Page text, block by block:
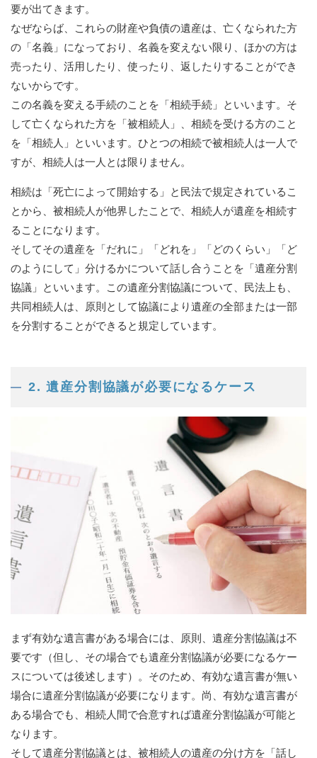
要が出てきます。
なぜならば、これらの財産や負債の遺産は、亡くなられた方
の「名義」になっており、名義を変えない限り、ほかの方は
売ったり、活用したり、使ったり、返したりすることができ
ないからです。
この名義を変える手続のことを「相続手続」といいます。そ
して亡くなられた方を「被相続人」、相続を受ける方のこと
を「相続人」といいます。ひとつの相続で被相続人は一人で
すが、相続人は一人とは限りません。
相続は「死亡によって開始する」と民法で規定されているこ
とから、被相続人が他界したことで、相続人が遺産を相続す
ることになります。
そしてその遺産を「だれに」「どれを」「どのくらい」「ど
のようにして」分けるかについて話し合うことを「遺産分割
協議」といいます。この遺産分割協議について、民法上も、
共同相続人は、原則として協議により遺産の全部または一部
を分割することができると規定しています。
2. 遺産分割協議が必要になるケース
まず有効な遺言書がある場合には、原則、遺産分割協議は不
要です（但し、その場合でも遺産分割協議が必要になるケー
スについては後述します）。そのため、有効な遺言書が無い
場合に遺産分割協議が必要になります。尚、有効な遺言書が
ある場合でも、相続人間で合意すれば遺産分割協議が可能と
なります。
そして遺産分割協議とは、被相続人の遺産の分け方を「話し